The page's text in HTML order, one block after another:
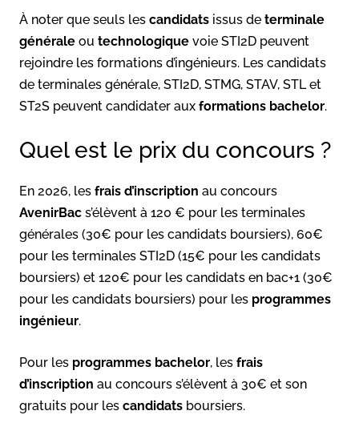
À noter que seuls les candidats issus de terminale
générale ou technologique voie STI2D peuvent
rejoindre les formations d’ingénieurs. Les candidats
de terminales générale, STI2D, STMG, STAV, STL et
ST2S peuvent candidater aux formations bachelor.
Quel est le prix du concours ?
En 2026, les frais d’inscription au concours
AvenirBac s’élèvent à 120 € pour les terminales
générales (30€ pour les candidats boursiers), 60€
pour les terminales STI2D (15€ pour les candidats
boursiers) et 120€ pour les candidats en bac+1 (30€
pour les candidats boursiers) pour les programmes
ingénieur.
Pour les programmes bachelor, les frais
d’inscription au concours s’élèvent à 30€ et son
gratuits pour les candidats boursiers.